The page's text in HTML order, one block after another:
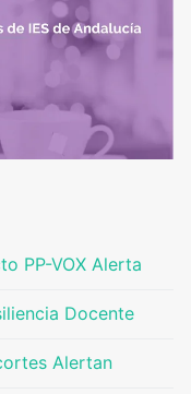
PP-VOX Alerta
Docente
Alertan